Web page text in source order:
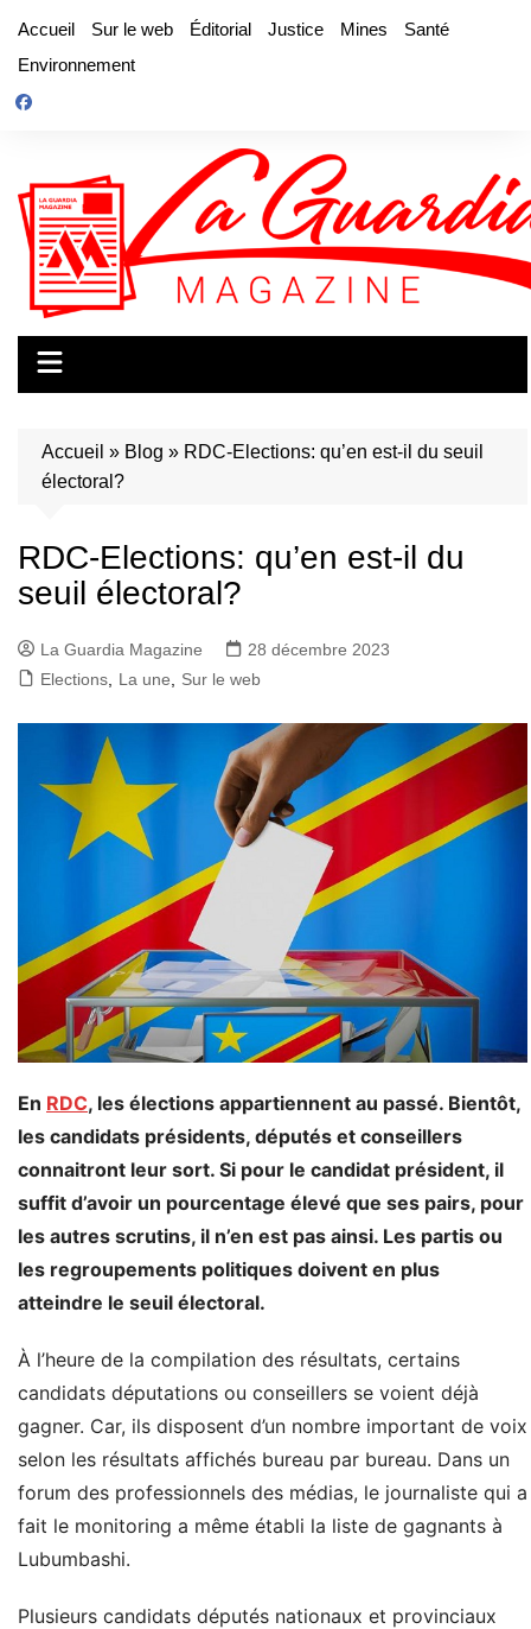
contenu
Accueil Sur le web Éditorial Justice Mines
Santé
Environnement
Accueil » Blog » RDC-Elections: qu’en est-il du seuil
électoral?
RDC-Elections: qu’en est-il du
seuil électoral?
La Guardia Magazine
28 décembre 2023
Elections
La une Sur le web
En RDC, les élections appartiennent au passé. Bientôt,
les candidats présidents, députés et conseillers
connaitront leur sort. Si pour le candidat président, il
suffit d’avoir un pourcentage élevé que ses pairs, pour
les autres scrutins, il n’en est pas ainsi. Les partis ou
les regroupements politiques doivent en plus
atteindre le seuil électoral.
À l’heure de la compilation des résultats, certains
candidats députations ou conseillers se voient déjà
gagner. Car, ils disposent d’un nombre important de voix
selon les résultats affichés bureau par bureau. Dans un
forum des professionnels des médias, le journaliste qui a
fait le monitoring a même établi la liste de gagnants à
Lubumbashi.
Plusieurs candidats députés nationaux et provinciaux